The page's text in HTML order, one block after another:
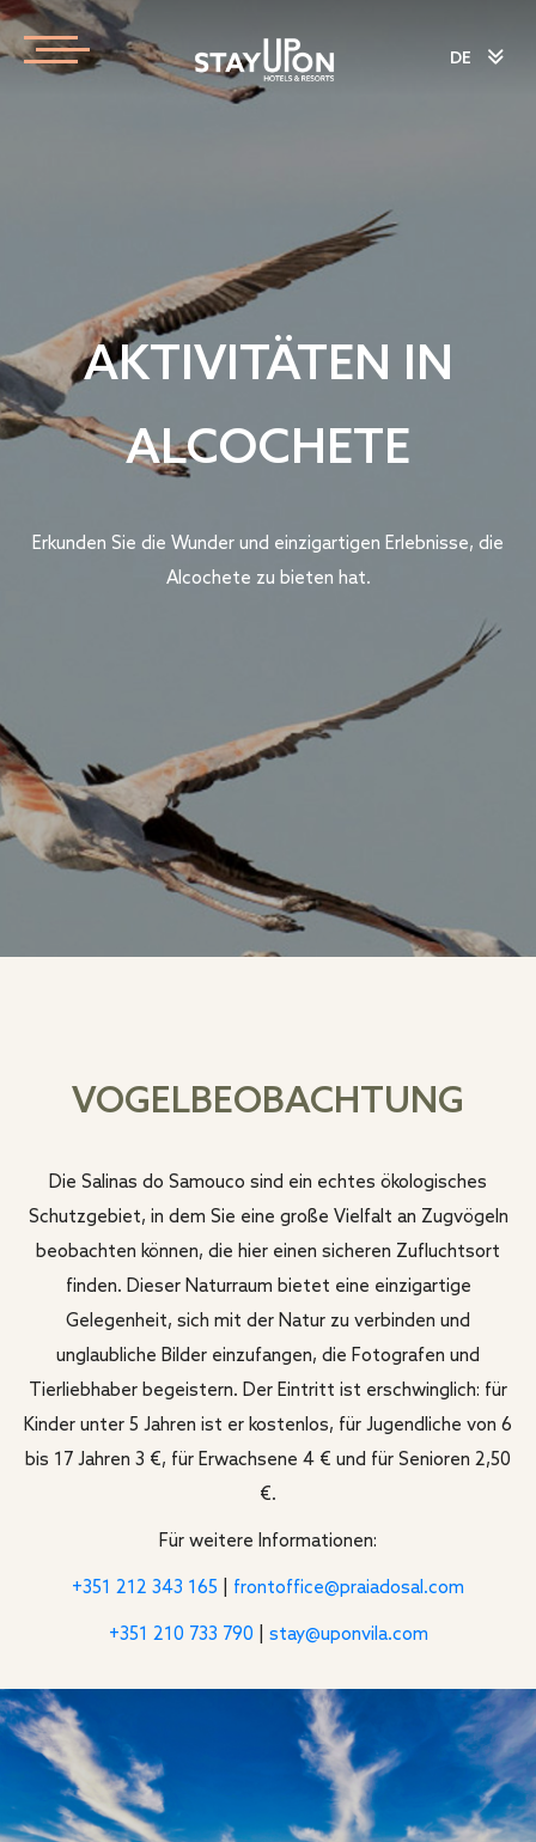
DE
AKTIVITÄTEN IN
ALCOCHETE
Erkunden Sie die Wunder und einzigartigen Erlebnisse, die
Alcochete zu bieten hat.
VOGELBEOBACHTUNG
Die Salinas do Samouco sind ein echtes ökologisches
Schutzgebiet, in dem Sie eine große Vielfalt an Zugvögeln
beobachten können, die hier einen sicheren Zufluchtsort
finden. Dieser Naturraum bietet eine einzigartige
Gelegenheit, sich mit der Natur zu verbinden und
unglaubliche Bilder einzufangen, die Fotografen und
Tierliebhaber begeistern. Der Eintritt ist erschwinglich: für
Kinder unter 5 Jahren ist er kostenlos, für Jugendliche von 6
bis 17 Jahren 3 €, für Erwachsene 4 € und für Senioren 2,50
€.
Für weitere Informationen:
+351 212 343 165 frontoffice@praiadosal.com
+351 210 733 790 stay@uponvila.com